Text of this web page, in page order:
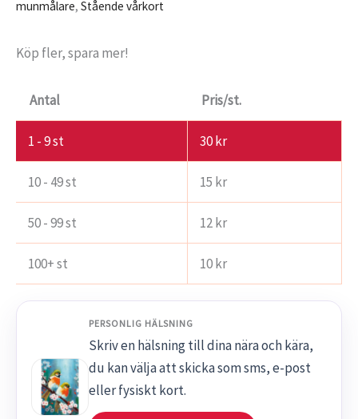
munmålare, Stående vårkort
Köp fler, spara mer!
Antal Pris/st.
1 - 9st 30kr
10 - 49 st 15 kr
50 - 99 st 12kr
100+ st 10kr
PERSONLIG HÄLSNING
Skriv en hälsning till dina nära och kära,
du kan välja att skicka som sms, e-post
eller fysiskt kort.